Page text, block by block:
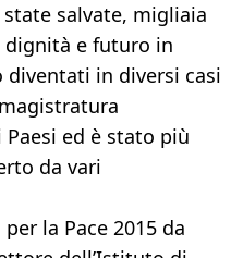
salvate, migliaia
e futuro in
diventati in diversi casi
ed è stato più
da vari
la Pace 2015 da